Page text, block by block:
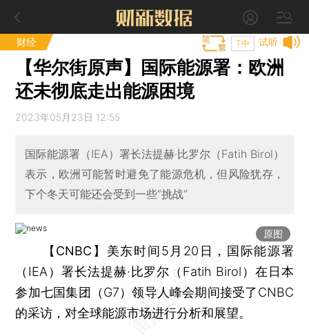
财经 试听
T中
【华尔街原声】国际能源署：欧洲
还未彻底走出能源困境
2023年05月23日 12:55
国际能源署（IEA）署长法提赫·比罗尔（Fatih Birol）
表示，欧洲可能暂时避免了能源危机，但风险犹存，
下个冬天可能还会受到一些“挑战”
原图
【CNBC】 美东时间5月20日，国际能源署
（IEA）署长法提赫·比罗尔（Fatih Birol）在日本
参加七国集团（G7）领导人峰会期间接受了CNBC
的采访，对全球能源市场进行分析和展望。